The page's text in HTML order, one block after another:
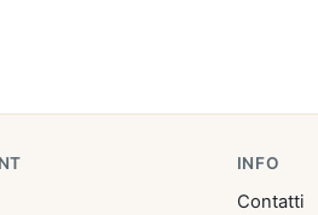
INFO
Contatti